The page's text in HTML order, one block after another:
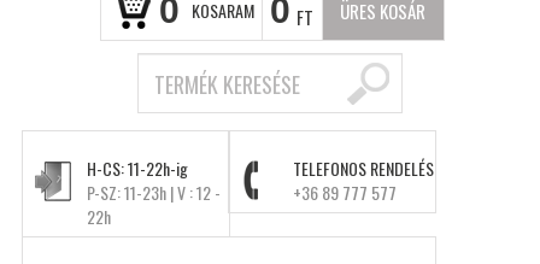
0 KOSARAM 0 FT ÜRES KOSÁR
H-CS: 11-22h-ig
P-SZ: 11-23h | V : 12 -
22h
TELEFONOS RENDELÉS
+36 89 777 577